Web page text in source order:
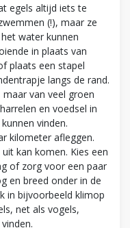
egels altijd iets te
(!), maar ze
water kunnen
in plaats van
plaats een stapel
langs de rand.
van veel groen
en voedsel in
vinden.
kilometer afleggen.
kan komen. Kies een
of zorg voor een paar
en breed onder in de
in bijvoorbeeld klimop
net als vogels,